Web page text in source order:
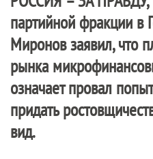
партийной фракции в
Миронов заявил, что
рынка
означает провал
придать
вид.